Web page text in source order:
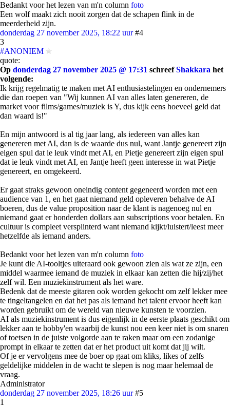
Bedankt voor het lezen van m'n column foto
Een wolf maakt zich nooit zorgen dat de schapen flink in de
meerderheid zijn.
donderdag 27 november 2025, 18:22 uur #4
3
#ANONIEM
quote:
Op donderdag 27 november 2025 @ 17:31 schreefShakkara het
volgende:
Ik krijg regelmatig te maken met AI enthusiastelingen en ondernemers
die dan roepen van "Wij kunnen AI van alles laten genereren, de
market voor films/games/muziek is Y, dus kijk eens hoeveel geld dat
dan waard is!"
En mijn antwoord is al tig jaar lang, als iedereen van alles kan
genereren met AI, dan is de waarde dus nul, want Jantje genereert zijn
eigen spul dat ie leuk vindt met AI, en Pietje genereert zijn eigen spul
dat ie leuk vindt met AI, en Jantje heeft geen interesse in wat Pietje
genereert, en omgekeerd.
Er gaat straks gewoon oneindig content gegeneerd worden met een
audience van 1, en het gaat niemand geld opleveren behalve de AI
boeren, dus de value proposition naar de klant is nagenoeg nul en
niemand gaat er honderden dollars aan subscriptions voor betalen. En
cultuur is compleet versplinterd want niemand kijkt/luistert/leest meer
hetzelfde als iemand anders.
Bedankt voor het lezen van m'n column foto
Je kunt die AI-tooltjes uiteraard ook gewoon zien als wat ze zijn, een
middel waarmee iemand de muziek in elkaar kan zetten die hij/zij/het
zelf wil. Een muziekinstrument als het ware.
Bedenk dat de meeste gitaren ook worden gekocht om zelf lekker mee
te tingeltangelen en dat het pas als iemand het talent ervoor heeft kan
worden gebruikt om de wereld van nieuwe kunsten te voorzien.
AI als muziekinstrument is dus eigenlijk in de eerste plaats geschikt om
lekker aan te hobby'en waarbij de kunst nou een keer niet is om snaren
of toetsen in de juiste volgorde aan te raken maar om een zodanige
prompt in elkaar te zetten dat er het product uit komt dat jij wilt.
Of je er vervolgens mee de boer op gaat om kliks, likes of zelfs
geldelijke middelen in de wacht te slepen is nog maar helemaal de
vraag.
Administrator
donderdag 27 november 2025, 18:26 uur #5
1